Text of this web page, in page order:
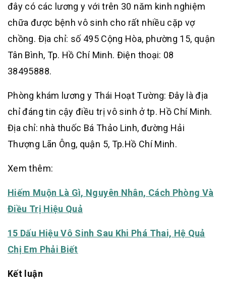
đây có các lương y với trên 30 năm kinh nghiệm
chữa được bệnh vô sinh cho rất nhiều cặp vợ
chồng. Địa chỉ: số 495 Cộng Hòa, phường 15, quận
Tân Bình, Tp. Hồ Chí Minh. Điện thoại: 08
38495888.
Phòng khám lương y Thái Hoạt Tường: Đây là địa
chỉ đáng tin cậy điều trị vô sinh ở tp. Hồ Chí Minh.
Địa chỉ: nhà thuốc Bá Thảo Linh, đường Hải
Thượng Lãn Ông, quận 5, Tp.Hồ Chí Minh.
Xem thêm:
Hiếm Muộn Là Gì, Nguyên Nhân, Cách Phòng Và
Điều Trị Hiệu Quả
15 Dấu Hiệu Vô Sinh Sau Khi Phá Thai, Hệ Quả
Chị Em Phải Biết
Kết luận